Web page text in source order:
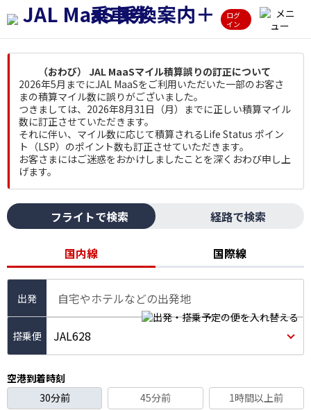
ログ
イン
（おわび） JAL MaaSマイル積算誤りの訂正について
2026年5月までにJAL MaaSをご利用いただいた一部のお客さ
まの積算マイル数に誤りがございました。
つきましては、2026年8月31日（月）までに正しい積算マイル
数に訂正させていただきます。
それに伴い、マイル数に応じて積算されるLife Status ポイン
ト（LSP）のポイント数も訂正させていただきます。
お客さまにはご迷惑をおかけしましたことを深くおわび申し上
げます。
フライトで検索 経路で検索
国内線 国際線
出発 自宅やホテルなどの出発地
JAL628
空港到着時刻
30分前
45分前 1時間以上前